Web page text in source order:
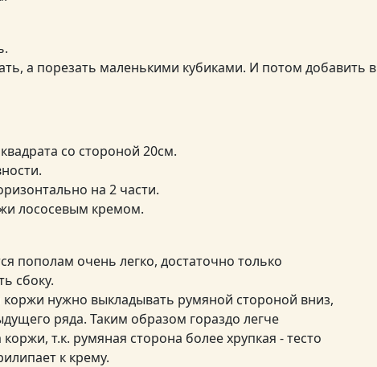
а порезать маленькими кубиками. И потом добавить в
со стороной 20см.
на 2 части.
лососевым кремом.
пополам очень легко, достаточно только
сбоку.
коржи нужно выкладывать румяной стороной вниз,
ряда. Таким образом гораздо легче
т.к. румяная сторона более хрупкая - тесто
к крему.